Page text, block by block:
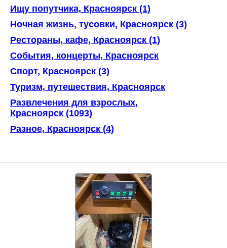
Ищу попутчика, Красноярск (1)
Ночная жизнь, тусовки, Красноярск (3)
Рестораны, кафе, Красноярск (1)
События, концерты, Красноярск
Спорт, Красноярск (3)
Туризм, путешествия, Красноярск
Развлечения для взрослых,
Красноярск (1093)
Разное, Красноярск (4)